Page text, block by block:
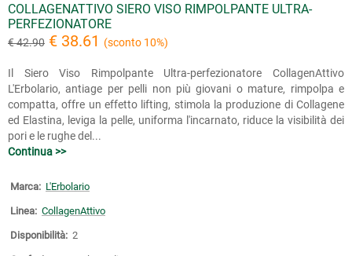
COLLAGENATTIVO SIERO VISO RIMPOLPANTE ULTRA-
PERFEZIONATORE
€ 42.90 € 38.61 (sconto 10%)
Il Siero Viso Rimpolpante Ultra-perfezionatore CollagenAttivo
L'Erbolario, antiage per pelli non più giovani o mature, rimpolpa e
compatta, offre un effetto lifting, stimola la produzione di Collagene
ed Elastina, leviga la pelle, uniforma l'incarnato, riduce la visibilità dei
pori e le rughe del...
Continua >>
Marca: L'Erbolario
Linea: CollagenAttivo
Disponibilità: 2